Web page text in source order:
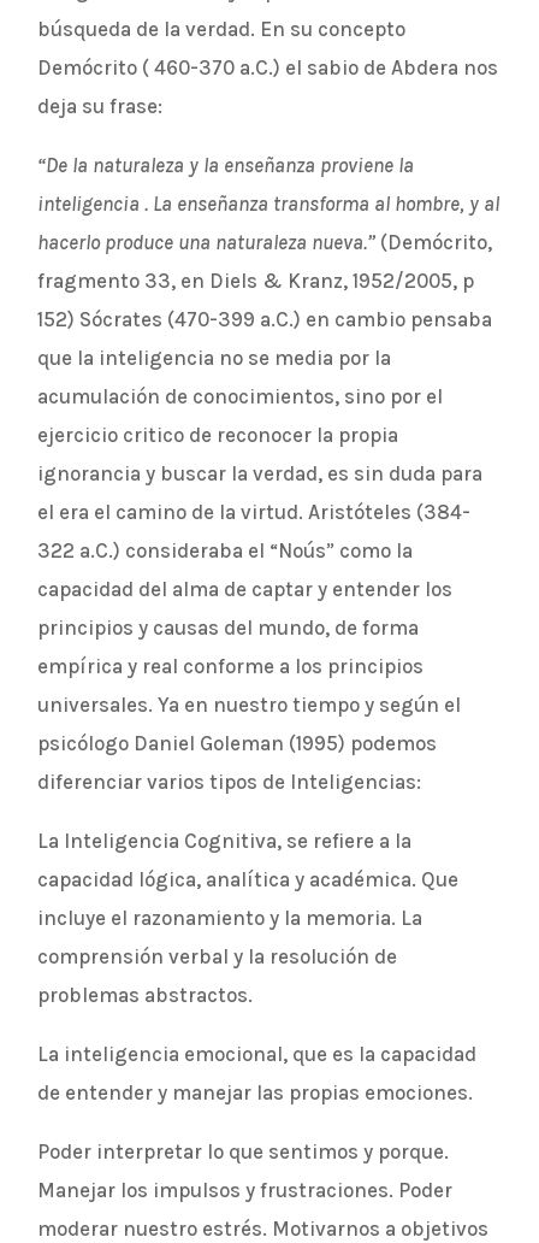
búsqueda de la verdad. En su concepto
Demócrito ( 460-370 a.C.) el sabio de Abdera nos
deja su frase:
“De la naturaleza y la enseñanza proviene la
inteligencia . La enseñanza transforma al hombre, y al
hacerlo produce una naturaleza nueva.” (Demócrito,
fragmento 33, en Diels & Kranz, 1952/2005, p
152) Sócrates (470-399 a.C.) en cambio pensaba
que la inteligencia no se media por la
acumulación de conocimientos, sino por el
ejercicio critico de reconocer la propia
ignorancia y buscar la verdad, es sin duda para
el era el camino de la virtud. Aristóteles (384-
322 a.C.) consideraba el “Noús” como la
capacidad del alma de captar y entender los
principios y causas del mundo, de forma
empírica y real conforme a los principios
universales. Ya en nuestro tiempo y según el
psicólogo Daniel Goleman (1995) podemos
diferenciar varios tipos de Inteligencias:
La Inteligencia Cognitiva, se refiere a la
capacidad lógica, analítica y académica. Que
incluye el razonamiento y la memoria. La
comprensión verbal y la resolución de
problemas abstractos.
La inteligencia emocional, que es la capacidad
de entender y manejar las propias emociones.
Poder interpretar lo que sentimos y porque.
Manejar los impulsos y frustraciones. Poder
moderar nuestro estrés. Motivarnos a objetivos